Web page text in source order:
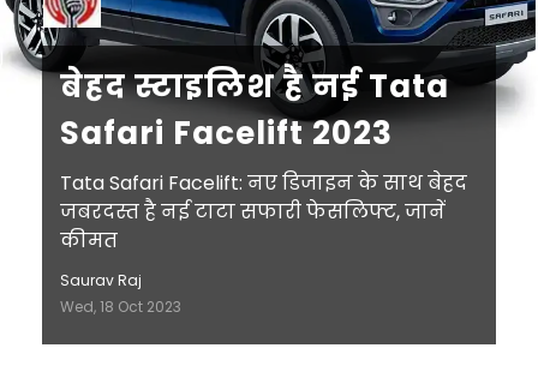
बेहद स्टाइलिश है नई Tata
Safari Facelift 2023
Tata Safari Facelift: नए डिजाइन के साथ बेहद
जबरदस्त है नई टाटा सफारी फेसलिफ्ट, जानें
कीमत
Saurav Raj
Wed, 18 Oct 2023